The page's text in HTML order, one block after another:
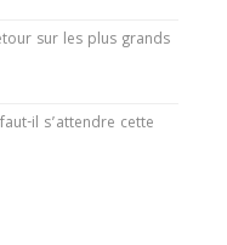
sur les plus grands
il s’attendre cette